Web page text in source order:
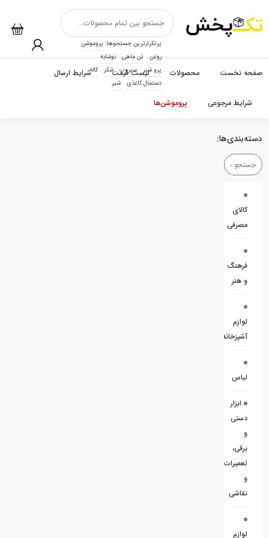
پرتکرارترین جستجوها: پروموشن
روغن
تن ماهی
نوشابه
پرو شیر
سیروپ شکر
کاله
دستمال کاغذی
شیر
صفحه نخست محصولات لیست قیمت شرایط ارسال
شرایط مرجوعی پروموشن‌ها
دسته‌بندی‌ها:
کالای
مصرفی
فرهنگ
و هنر
لوازم
آشپزخانه
لباس
ابزار
دستی
و
برقی،
تعمیرات
و
نقاشی
لوازم